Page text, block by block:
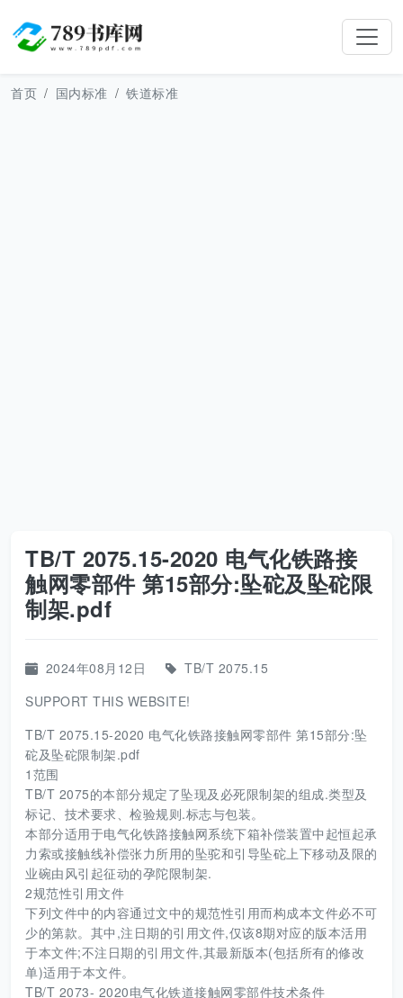
首页 国内标准 铁道标准
TB/T 2075.15-2020 电气化铁路接
触网零部件 第15部分:坠砣及坠砣限
制架.pdf
2024年08月12日
TB/T 2075.15
SUPPORT THIS WEBSITE!
TB/T 2075.15-2020 电气化铁路接触网零部件 第15部分:坠
砣及坠砣限制架.pdf
1范围
TB/T 2075的本部分规定了坠现及必死限制架的组成.类型及
标记、技术要求、检验规则.标志与包装。
本部分适用于电气化铁路接触网系统下箱补偿装置中起恒起承
力索或接触线补偿张力所用的坠驼和引导坠砣上下移动及限的
业碗由风引起征动的孕陀限制架.
2规范性引用文件
下列文件中的内容通过文中的规范性引用而构成本文件必不可
少的第款。其中,注日期的引用文件,仅该8期对应的版本活用
于本文件;不注日期的引用文件,其最新版本(包括所有的修改
单)适用于本文件。
TB/T 2073- 2020电气化铁道接触网零部件技术条件